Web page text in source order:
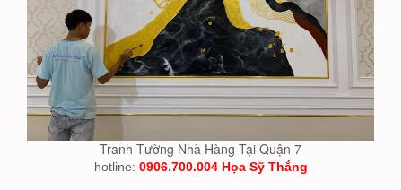
Tranh Tường Nhà Hàng Tại Quận 7
hotline: 0906.700.004 Họa Sỹ Thắng